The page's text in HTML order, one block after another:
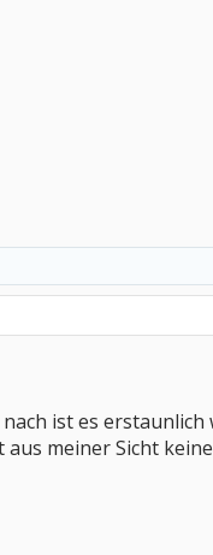
ist es erstaunlich
meiner Sicht